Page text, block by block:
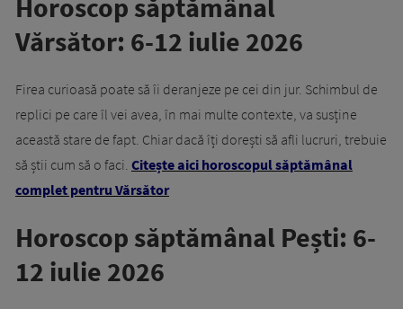
Horoscop săptămânal
Vărsător: 6-12 iulie 2026
Firea curioasă poate să îi deranjeze pe cei din jur. Schimbul de
replici pe care îl vei avea, în mai multe contexte, va susține
această stare de fapt. Chiar dacă îți dorești să afli lucruri, trebuie
să știi cum să o faci. Citește aici horoscopul săptămânal
complet pentru Vărsător
Horoscop săptămânal Pești: 6-
12 iulie 2026